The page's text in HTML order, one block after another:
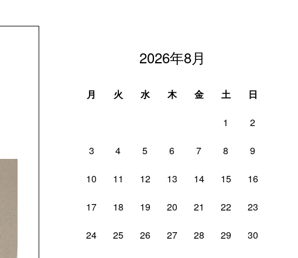
2026年8月
月 火 水 木 金 土 日
1 2
3 4 5 6 7 8 9
10 11 12 13 14 15 16
17 18 19 20 21 22 23
24 25 26 27 28 29 30